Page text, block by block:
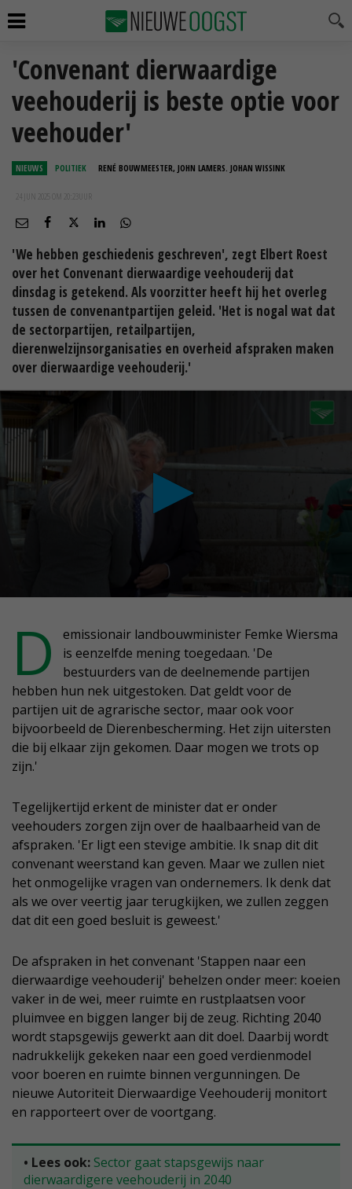
'Convenant dierwaardige
veehouderij is beste optie voor
veehouder'
NIEUWS POLITIEK RENÉ BOUWMEESTER, JOHN LAMERS. JOHAN WISSINK
24 JUN 2025 OM 20:23
'We hebben geschiedenis geschreven', zegt Elbert Roest
over het Convenant dierwaardige veehouderij dat
dinsdag is getekend. Als voorzitter heeft hij het overleg
tussen de convenantpartijen geleid. 'Het is nogal wat dat
de sectorpartijen, retailpartijen,
dierenwelzijnsorganisaties en overheid afspraken maken
over dierwaardige veehouderij.'
D
emissionair landbouwminister Femke Wiersma
is eenzelfde mening toegedaan. 'De
bestuurders van de deelnemende partijen
hebben hun nek uitgestoken. Dat geldt voor de
partijen uit de agrarische sector, maar ook voor
bijvoorbeeld de Dierenbescherming. Het zijn uitersten
die bij elkaar zijn gekomen. Daar mogen we trots op
zijn.'
Tegelijkertijd erkent de minister dat er onder
veehouders zorgen zijn over de haalbaarheid van de
afspraken. 'Er ligt een stevige ambitie. Ik snap dit dit
convenant weerstand kan geven. Maar we zullen niet
het onmogelijke vragen van ondernemers. Ik denk dat
als we over veertig jaar terugkijken, we zullen zeggen
dat dit een goed besluit is geweest.'
De afspraken in het convenant 'Stappen naar een
dierwaardige veehouderij' behelzen onder meer: koeien
vaker in de wei, meer ruimte en rustplaatsen voor
pluimvee en biggen langer bij de zeug. Richting 2040
wordt stapsgewijs gewerkt aan dit doel. Daarbij wordt
nadrukkelijk gekeken naar een goed verdienmodel
voor boeren en ruimte binnen vergunningen. De
nieuwe Autoriteit Dierwaardige Veehouderij monitort
en rapporteert over de voortgang.
• Lees ook: Sector gaat stapsgewijs naar
dierwaardigere veehouderij in 2040